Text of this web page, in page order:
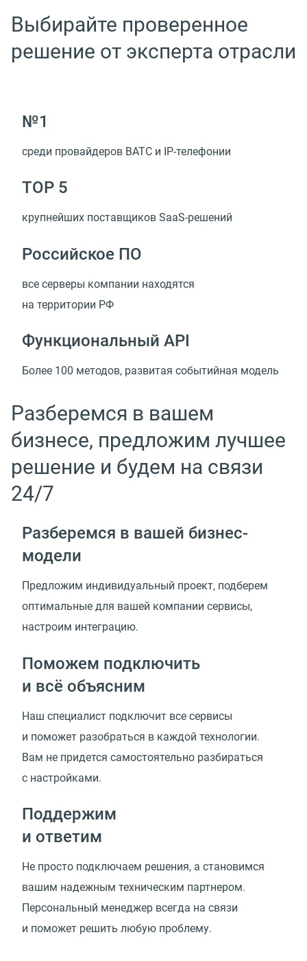
Выбирайте проверенное
решение от эксперта отрасли
№1
среди провайдеров ВАТС и IP-телефонии
TOP 5
крупнейших поставщиков SaaS-решений
Российское ПО
все серверы компании находятся
на территории РФ
Функциональный API
Более 100 методов, развитая событийная модель
Разберемся в вашем
бизнесе, предложим лучшее
решение и будем на связи
24/7
Разберемся в вашей бизнес-
модели
Предложим индивидуальный проект, подберем
оптимальные для вашей компании сервисы,
настроим интеграцию.
Поможем подключить
и всё объясним
Наш специалист подключит все сервисы
и поможет разобраться в каждой технологии.
Вам не придется самостоятельно разбираться
с настройками.
Поддержим
и ответим
Не просто подключаем решения, а становимся
вашим надежным техническим партнером.
Персональный менеджер всегда на связи
и поможет решить любую проблему.